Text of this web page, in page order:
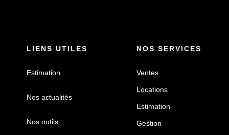
LIENS UTILES
Estimation
Nos actualités
Nos outils
NOS SERVICES
Ventes
Locations
Estimation
Gestion